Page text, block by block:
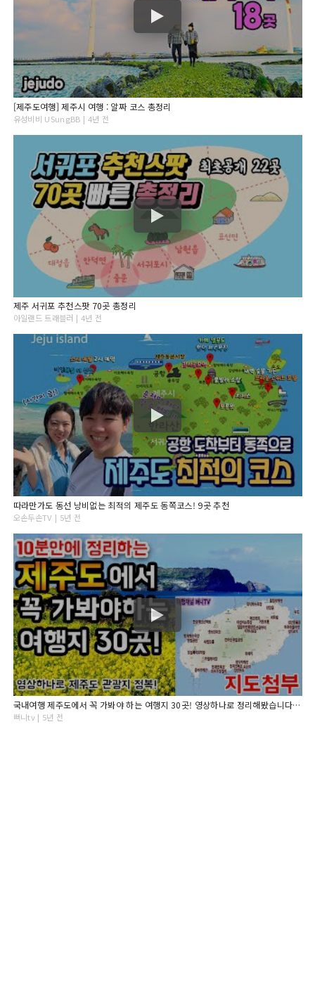
[제주도여행] 제주시 여행 : 알짜 코스 총정리
유성비비 USungBB | 4년 전
제주 서귀포 추천스팟 70곳 총정리
아일랜드 트래블러 | 4년 전
따라만가도 동선 낭비없는 최적의 제주도 동쪽코스! 9곳 추천
오손두손TV | 5년 전
국내여행 제주도에서 꼭 가봐야 하는 여행지 30곳! 영상하나로 정리해봤습니다 Jeju Island
뻐니tv | 5년 전